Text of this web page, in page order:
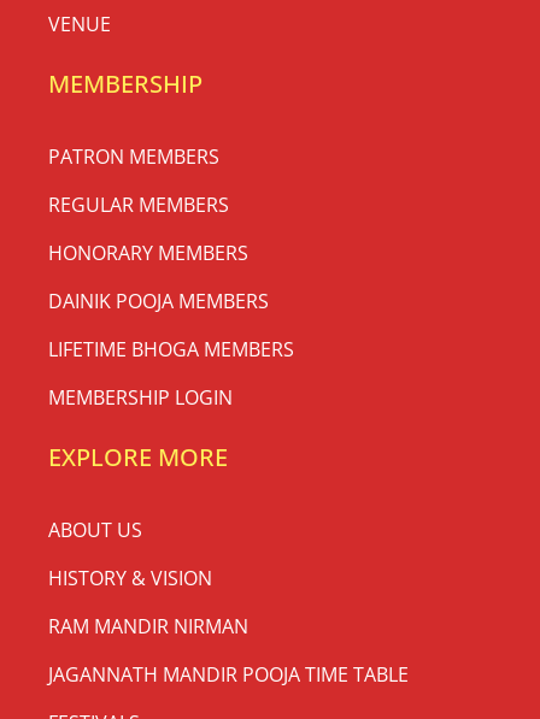
VENUE
MEMBERSHIP
PATRON MEMBERS
REGULAR MEMBERS
HONORARY MEMBERS
DAINIK POOJA MEMBERS
LIFETIME BHOGA MEMBERS
MEMBERSHIP LOGIN
EXPLORE MORE
ABOUT US
HISTORY & VISION
RAM MANDIR NIRMAN
JAGANNATH MANDIR POOJA TIME TABLE